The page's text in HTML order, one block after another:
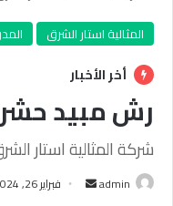
المثالية استار الشرق
أخر الأخبار
رش مبيد
شركة المثالية استار
admin
أرسل فبراير 26, 2024